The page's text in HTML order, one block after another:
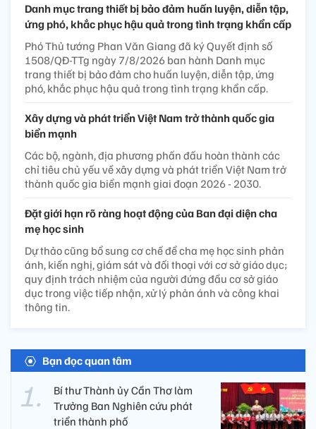
Danh mục trang thiết bị bảo đảm huấn luyện, diễn tập,
ứng phó, khắc phục hậu quả trong tình trạng khẩn cấp
Phó Thủ tướng Phan Văn Giang đã ký Quyết định số
1508/QĐ-TTg ngày 7/8/2026 ban hành Danh mục
trang thiết bị bảo đảm cho huấn luyện, diễn tập, ứng
phó, khắc phục hậu quả trong tình trạng khẩn cấp.
Xây dựng và phát triển Việt Nam trở thành quốc gia
biển mạnh
Các bộ, ngành, địa phương phấn đấu hoàn thành các
chỉ tiêu chủ yếu về xây dựng và phát triển Việt Nam trở
thành quốc gia biển mạnh giai đoạn 2026 - 2030.
Đặt giới hạn rõ ràng hoạt động của Ban đại diện cha
mẹ học sinh
Dự thảo cũng bổ sung cơ chế để cha mẹ học sinh phản
ánh, kiến nghị, giám sát và đối thoại với cơ sở giáo dục;
quy định trách nhiệm của người đứng đầu cơ sở giáo
dục trong việc tiếp nhận, xử lý phản ánh và công khai
thông tin.
Bạn đọc quan tâm
Bí thư Thành ủy Cần Thơ làm
Trưởng Ban Nghiên cứu phát
triển thành phố